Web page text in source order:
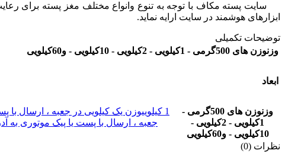
سایت پسته مکاف با توجه به تنوع وانواع مختلف مغز پسته برای
ابزارهای هوشمند در سایت ارایه نماید.
توضیحات تکمیلی
وزنوزن های 500گرمی - 1کیلویی - 2کیلویی - 10کیلویی - و60کیلویی
ابعاد
وزن
وزن های 500گرمی -
1کیلویی - 2کیلویی -
10کیلویی - و60کیلویی
1 کیلویی وزن یک کیلویی در جعبه ، ارسال با
جعبه ، ارسال با پست یا پیک موتوری به
نظرات (0)